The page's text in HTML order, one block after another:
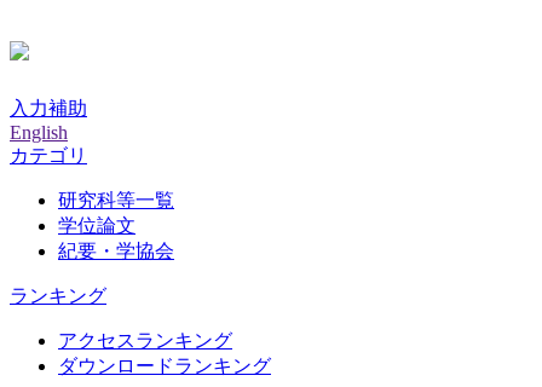
入力補助
English
カテゴリ
研究科等一覧
学位論文
紀要・学協会
ランキング
アクセスランキング
ダウンロードランキング